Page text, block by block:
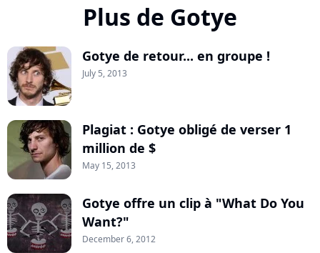
Plus de Gotye
Gotye de retour... en groupe !
July 5, 2013
Plagiat : Gotye obligé de verser 1
million de $
May 15, 2013
Gotye offre un clip à "What Do You
Want?"
December 6, 2012